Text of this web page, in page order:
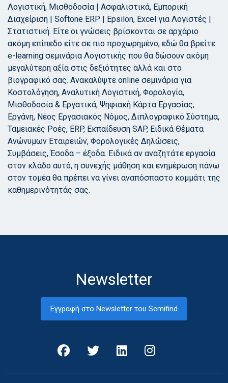
Λογιστική, Μισθοδοσία | Ασφαλιστικά, Εμπορική
Διαχείριση | Softone ERP | Epsilon, Excel για Λογιστές |
Στατιστική. Είτε οι γνώσεις βρίσκονται σε αρχάριο
ακόμη επίπεδο είτε σε πιο προχωρημένο, εδώ θα βρείτε
e-learning σεμινάρια Λογιστικής που θα δώσουν ακόμη
μεγαλύτερη αξία στις δεξιότητες αλλά και στο
βιογραφικό σας. Ανακαλύψτε online σεμινάρια για
Κοστολόγηση, Αναλυτική Λογιστική, Φορολογία,
Μισθοδοσία & Εργατικά, Ψηφιακή Κάρτα Εργασίας,
Εργάνη, Νέος Εργασιακός Νόμος, Διπλογραφικό Σύστημα,
Ταμειακές Ροές, ERP, Εκπαίδευση SAP, Ειδικά Θέματα
Ανώνυμων Εταιρειών, Φορολογικές Δηλώσεις,
Συμβάσεις, Έσοδα – έξοδα. Ειδικά αν αναζητάτε εργασία
στον κλάδο αυτό, η συνεχής μάθηση και ενημέρωση πάνω
στον τομέα θα πρέπει να γίνει αναπόσπαστο κομμάτι της
καθημερινότητάς σας.
Newsletter
Εγγραφή στο Newsletter του Semifind